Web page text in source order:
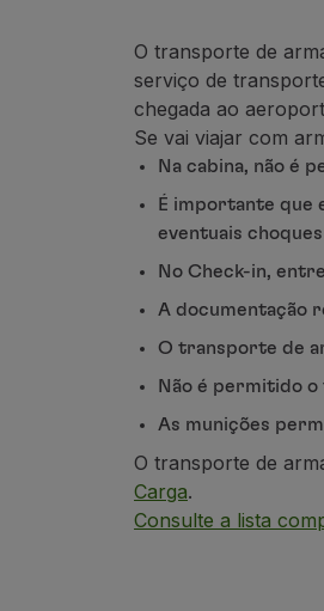
Voar em Business
Voar em
Voar em
Refeições a
Entretenimento
Gerir reserva
Gestão da
Extras e
Fatura online
Extras
Alugar carro
Alojamento
Informações de
TAP Miles&Go
Programa TAP
O transporte de
serviço de
chegada ao
Se vai viajar com
Na cabina, não é
É importante que
eventuais
No Check-in,
A documentação
O transporte de
Não é permitido
As munições
O transporte de
Carga.
Consulte a lista